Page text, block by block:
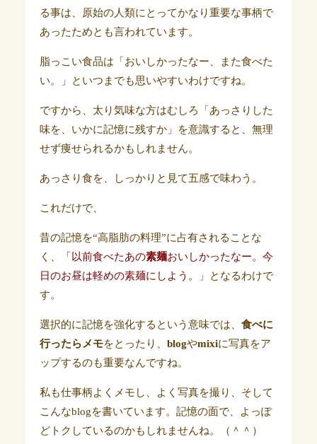
る事は、原始の人類にとってかなり重要な事柄で
あったためとも言われています。
脂っこい食品は「おいしかったなー、また食べた
い。」といつまでも思いやすいわけですね。
ですから、太り気味な方はむしろ「あっさりした
味を、いかに記憶に残すか」を意識すると、無理
せず痩せられるかもしれません。
あっさり食を、しっかりと見て五感で味わう。
これだけで、
昔の記憶を“高脂肪の料理”に占有されることな
く、
「以前食べたあの素麺おいしかったなー。今
日のお昼は軽めの素麺にしよう。
」となるわけで
す。
選択的に記憶を強化するという意味では、 食べに
行ったらメモをとったり、 blogやmixiに写真をア
ップするのも重要なんですね。
私も仕事柄よくメモし、よく写真を撮り、そして
こんなblogを書いています。記憶の面で、よっぽ
どトクしているのかもしれませんね。（＾＾）